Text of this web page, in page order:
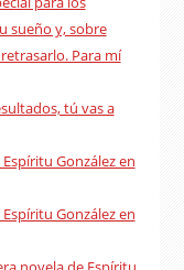
sueño y, sobre
Para mí
tú vas a
González en
González en